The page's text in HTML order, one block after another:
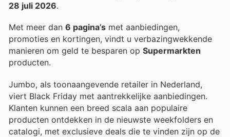
28 juli 2026.
Met meer dan 6 pagina’s met aanbiedingen,
promoties en kortingen, vindt u verbazingwekkende
manieren om geld te besparen op Supermarkten
producten.
Jumbo, als toonaangevende retailer in Nederland,
viert Black Friday met aantrekkelijke aanbiedingen.
Klanten kunnen een breed scala aan populaire
producten ontdekken in de nieuwste weekfolders en
catalogi, met exclusieve deals die te vinden zijn op de